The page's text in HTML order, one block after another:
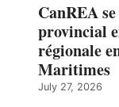
CanREA
provincial
régionale
Maritimes
July 27, 2026